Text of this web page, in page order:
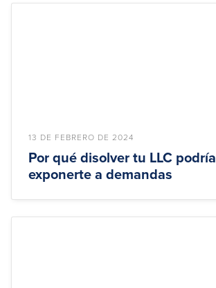
13 DE FEBRERO DE 2024
Por qué disolver tu LLC podría
exponerte a demandas